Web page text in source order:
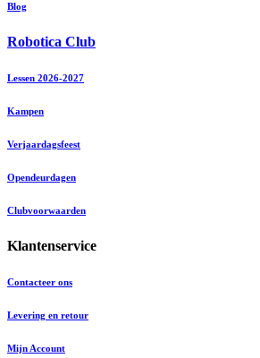
Blog
Robotica Club
Lessen 2026-2027
Kampen
Verjaardagsfeest
Opendeurdagen
Clubvoorwaarden
Klantenservice
Contacteer ons
Levering en retour
Mijn Account